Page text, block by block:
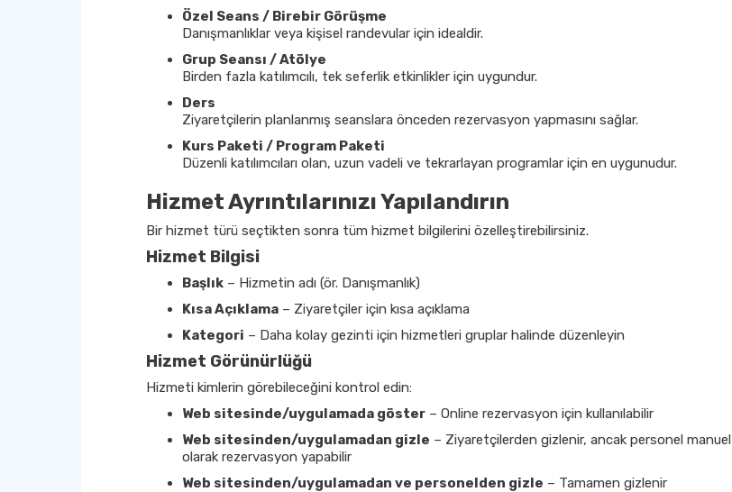
Özel Seans / Birebir Görüşme
Danışmanlıklar veya kişisel randevular için idealdir.
Grup Seansı / Atölye
Birden fazla katılımcılı, tek seferlik etkinlikler için uygundur.
Ders
Ziyaretçilerin planlanmış seanslara önceden rezervasyon yapmasını sağlar.
Kurs Paketi / Program Paketi
Düzenli katılımcıları olan, uzun vadeli ve tekrarlayan programlar için en uygunudur.
Hizmet Ayrıntılarınızı Yapılandırın
Bir hizmet türü seçtikten sonra tüm hizmet bilgilerini özelleştirebilirsiniz.
Hizmet Bilgisi
Başlık – Hizmetin adı (ör. Danışmanlık)
Kısa Açıklama – Ziyaretçiler için kısa açıklama
Kategori – Daha kolay gezinti için hizmetleri gruplar halinde düzenleyin
Hizmet Görünürlüğü
Hizmeti kimlerin görebileceğini kontrol edin:
Web sitesinde/uygulamada göster – Online rezervasyon için kullanılabilir
Web sitesinden/uygulamadan gizle – Ziyaretçilerden gizlenir, ancak personel manuel
olarak rezervasyon yapabilir
Web sitesinden/uygulamadan ve personelden gizle – Tamamen gizlenir